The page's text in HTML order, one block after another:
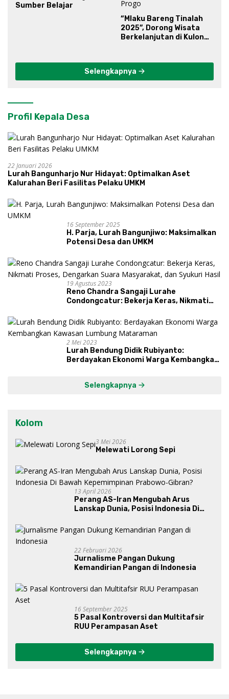
Sumber Belajar
“Mlaku Bareng Tinalah
2025”, Dorong Wisata
Berkelanjutan di Kulon
Selengkapnya
Profil Kepala Desa
22 Januari 2026
Lurah Bangunharjo Nur Hidayat: Optimalkan Aset
Kalurahan Beri Fasilitas Pelaku UMKM
16 September 2025
H. Parja, Lurah Bangunjiwo: Maksimalkan
Potensi Desa dan UMKM
19 Agustus 2023
Reno Chandra Sangaji Lurahe
Condongcatur: Bekerja Keras, Nikmati
dan Syukuri Hasil
2 Mei 2023
Lurah Bendung Didik Rubiyanto:
Berdayakan Ekonomi Warga Kembangkan
Selengkapnya
Kolom
3 Mei 2026
Melewati Lorong Sepi
13 April 2026
Perang AS-Iran Mengubah Arus
Lanskap Dunia, Posisi Indonesia Di
Gibran?
22 Februari 2026
Jurnalisme Pangan Dukung
Kemandirian Pangan di Indonesia
16 September 2025
5 Pasal Kontroversi dan Multitafsir
RUU Perampasan Aset
Selengkapnya